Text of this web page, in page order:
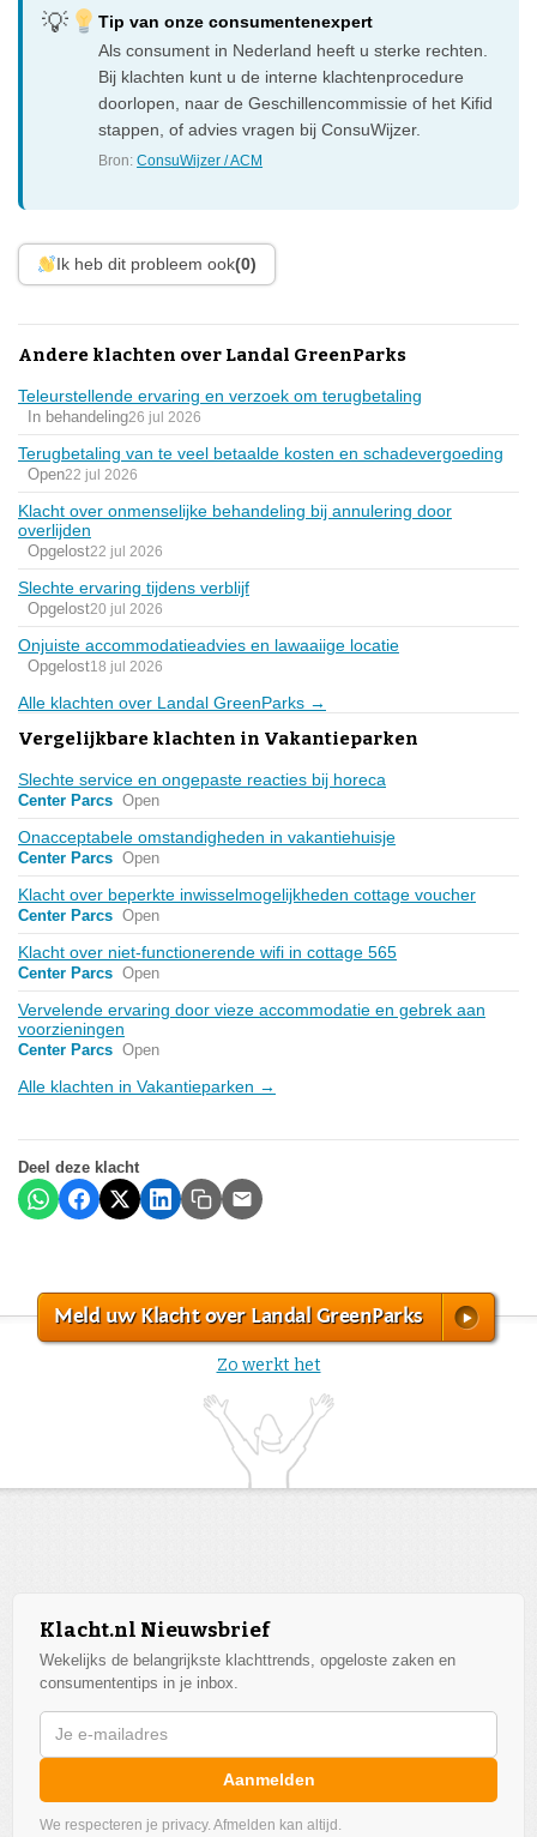
Tip van onze consumentenexpert
Als consument in Nederland heeft u sterke rechten.
Bij klachten kunt u de interne klachtenprocedure
doorlopen, naar de Geschillencommissie of het Kifid
stappen, of advies vragen bij ConsuWijzer.
Bron:ConsuWijzer / ACM
Ik heb dit probleem ook(0)
Andere klachten over Landal GreenParks
Teleurstellende ervaring en verzoek om terugbetaling
In behandeling26 jul 2026
Terugbetaling van te veel betaalde kosten en schadevergoeding
Open22 jul 2026
Klacht over onmenselijke behandeling bij annulering door
overlijden
Opgelost22 jul 2026
Slechte ervaring tijdens verblijf
Opgelost20 jul 2026
Onjuiste accommodatieadvies en lawaaiige locatie
Opgelost18 jul 2026
Alle klachten over Landal GreenParks →
Vergelijkbare klachten in Vakantieparken
Slechte service en ongepaste reacties bij horeca
Center Parcs Open
Onacceptabele omstandigheden in vakantiehuisje
Center Parcs Open
Klacht over beperkte inwisselmogelijkheden cottage voucher
Center Parcs Open
Klacht over niet-functionerende wifi in cottage 565
Center Parcs Open
Vervelende ervaring door vieze accommodatie en gebrek aan
voorzieningen
Center Parcs Open
Alle klachten in Vakantieparken →
Deel deze klacht
Meld uw Klacht over Landal GreenParks
Zo werkt het
Klacht.nl Nieuwsbrief
Wekelijks de belangrijkste klachttrends, opgeloste zaken en
consumententips in je inbox.
Aanmelden
We respecteren je privacy. Afmelden kan altijd.